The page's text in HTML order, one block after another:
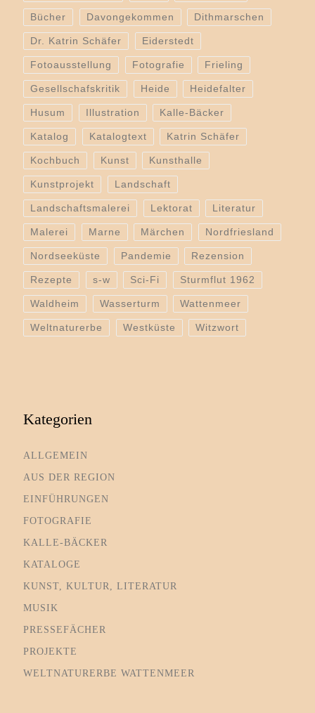
Bücher Davongekommen Dithmarschen
Dr. Katrin Schäfer Eiderstedt
Fotoausstellung Fotografie Frieling
Gesellschafskritik Heide Heidefalter
Husum Illustration Kalle-Bäcker
Katalog Katalogtext Katrin Schäfer
Kochbuch Kunst Kunsthalle
Kunstprojekt Landschaft
Landschaftsmalerei Lektorat Literatur
Malerei Marne Märchen Nordfriesland
Nordseeküste Pandemie Rezension
Rezepte s-w Sci-Fi Sturmflut 1962
Waldheim Wasserturm Wattenmeer
Weltnaturerbe Westküste Witzwort
Kategorien
ALLGEMEIN
AUS DER REGION
EINFÜHRUNGEN
FOTOGRAFIE
KALLE-BÄCKER
KATALOGE
KUNST, KULTUR, LITERATUR
MUSIK
PRESSEFÄCHER
PROJEKTE
WELTNATURERBE WATTENMEER